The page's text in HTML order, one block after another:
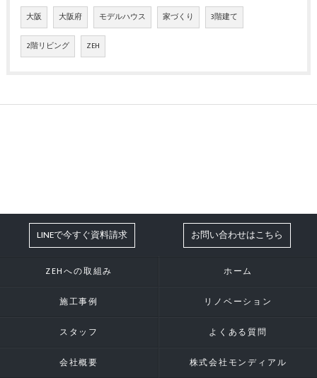
大阪 大阪府 モデルハウス 家づくり 3階建て
2階リビング ZEH
LINEで今すぐ資料請求 お問い合わせはこちら
ZEHへの取組み ホーム
施工事例 リノベーション
スタッフ よくある質問
会社概要 株式会社モンディアル